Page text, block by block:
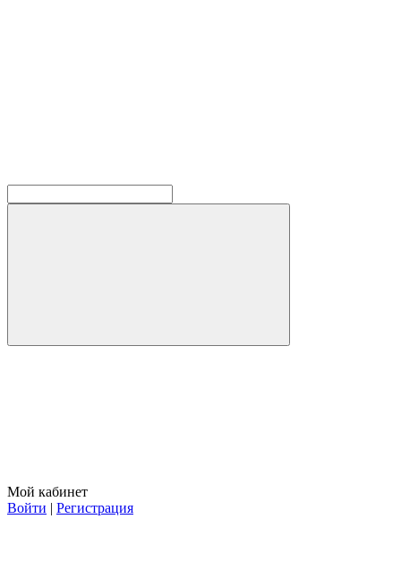
Мой кабинет
Войти | Регистрация